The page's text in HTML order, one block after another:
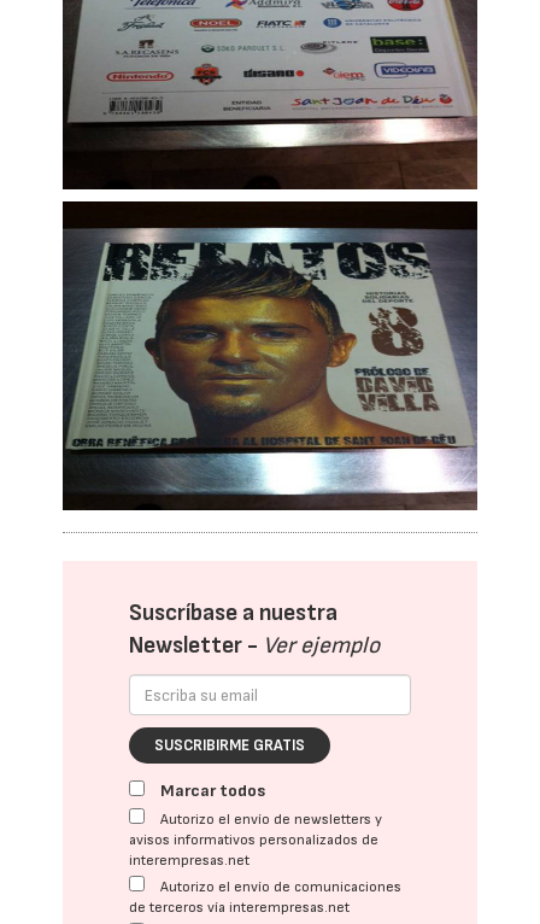
Suscríbase a nuestra
Newsletter - Ver ejemplo
SUSCRIBIRME GRATIS
Marcar todos
Autorizo el envío de newsletters y
avisos informativos personalizados de
interempresas.net
Autorizo el envío de comunicaciones
de terceros vía interempresas.net